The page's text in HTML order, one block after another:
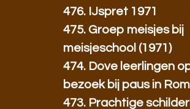
476. IJspret 1971
475. Groep meisjes bij
meisjeschool (1971)
474. Dove leerlingen
bezoek bij paus in
473. Prachtige